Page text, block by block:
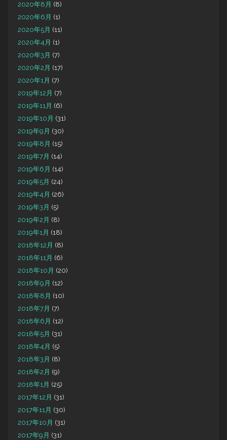
2020年8月 (8)
2020年6月 (1)
2020年5月 (11)
2020年4月 (1)
2020年3月 (7)
2020年2月 (17)
2020年1月 (7)
2019年12月 (7)
2019年11月 (6)
2019年10月 (31)
2019年9月 (30)
2019年8月 (15)
2019年7月 (14)
2019年6月 (14)
2019年5月 (24)
2019年4月 (26)
2019年3月 (5)
2019年2月 (8)
2019年1月 (18)
2018年12月 (8)
2018年11月 (6)
2018年10月 (20)
2018年9月 (12)
2018年8月 (10)
2018年7月 (7)
2018年6月 (12)
2018年5月 (31)
2018年4月 (5)
2018年3月 (8)
2018年2月 (9)
2018年1月 (25)
2017年12月 (31)
2017年11月 (30)
2017年10月 (31)
2017年9月 (31)